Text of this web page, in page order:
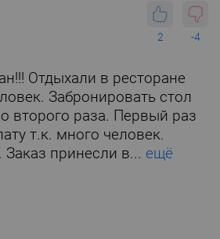
2 -4
Отдыхали в ресторане
Забронировать стол
второго раза. Первый раз
т.к. много человек.
принесли в... ещё